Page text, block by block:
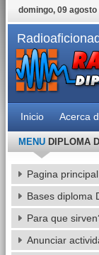
domingo, 09 agosto
Inicio Acerca
MENUDIPLOMA
Pagina
Bases diploma
Para que
Anunciar